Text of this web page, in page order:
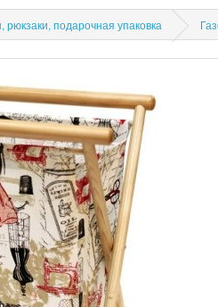
рюкзаки, подарочная упаковка